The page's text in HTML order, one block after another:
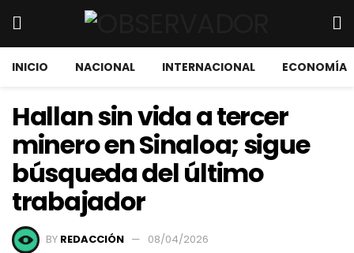
INICIO NACIONAL INTERNACIONAL ECONOMÍA
Hallan sin vida a tercer
minero en Sinaloa; sigue
búsqueda del último
trabajador
BY REDACCIÓN
08/04/2026